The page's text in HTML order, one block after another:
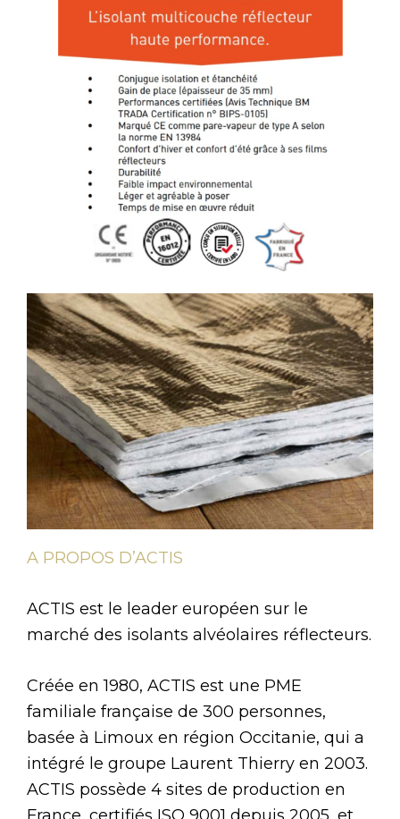
A PROPOS D’ACTIS
ACTIS est le leader européen sur le
marché des isolants alvéolaires réflecteurs.
Créée en 1980, ACTIS est une PME
familiale française de 300 personnes,
basée à Limoux en région Occitanie, qui a
intégré le groupe Laurent Thierry en 2003.
ACTIS possède 4 sites de production en